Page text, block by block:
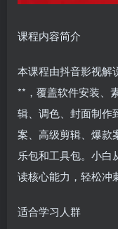
课程内容简介
本课程由抖音影视解
**，覆盖软件安装、
辑、调色、封面制作
案、高级剪辑、爆款
乐包和工具包。小白
读核心能力，轻松冲
适合学习人群